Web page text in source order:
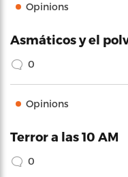
Opinions
Asmáticos y el
0
Opinions
Terror a las 10 AM
0